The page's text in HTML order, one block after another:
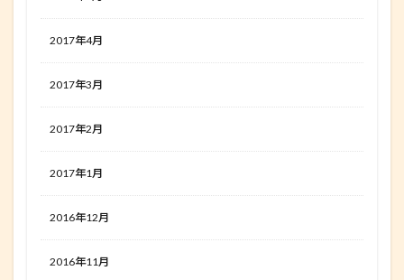
2017年4月
2017年3月
2017年2月
2017年1月
2016年12月
2016年11月